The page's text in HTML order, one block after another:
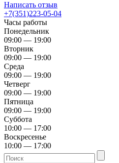
Написать отзыв
+7(351)223-05-04
Часы работы
Понедельник
09:00 — 19:00
Вторник
09:00 — 19:00
Среда
09:00 — 19:00
Четверг
09:00 — 19:00
Пятница
09:00 — 19:00
Суббота
10:00 — 17:00
Воскресенье
10:00 — 17:00